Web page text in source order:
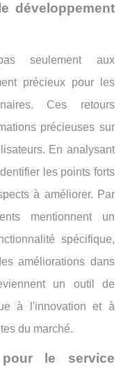
développement
seulement aux
précieux pour les
Ces retours
précieuses sur
En analysant
les points forts
à améliorer. Par
mentionnent un
spécifique,
améliorations dans
un outil de
à l'innovation et à
du marché.
le service